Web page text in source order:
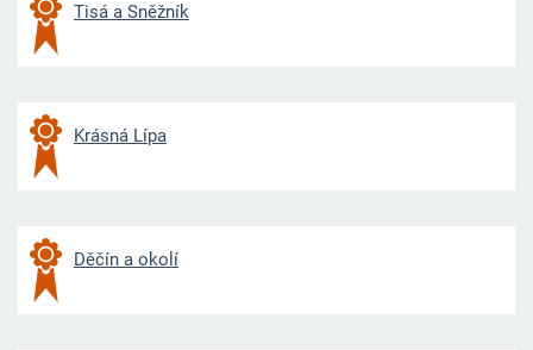
Tisá a Sněžník
Krásná Lípa
Děčín a okolí